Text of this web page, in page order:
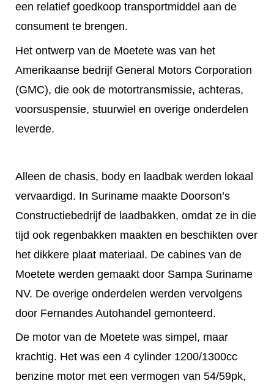
een relatief goedkoop transportmiddel aan de
consument te brengen.
Het ontwerp van de Moetete was van het
Amerikaanse bedrijf General Motors Corporation
(GMC), die ook de motortransmissie, achteras,
voorsuspensie, stuurwiel en overige onderdelen
leverde.
Alleen de chasis, body en laadbak werden lokaal
vervaardigd. In Suriname maakte Doorson’s
Constructiebedrijf de laadbakken, omdat ze in die
tijd ook regenbakken maakten en beschikten over
het dikkere plaat materiaal. De cabines van de
Moetete werden gemaakt door Sampa Suriname
NV. De overige onderdelen werden vervolgens
door Fernandes Autohandel gemonteerd.
De motor van de Moetete was simpel, maar
krachtig. Het was een 4 cylinder 1200/1300cc
benzine motor met een vermogen van 54/59pk,